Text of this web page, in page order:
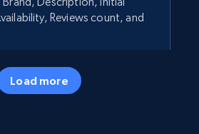
Reviews count, and
5.7K+
Load more